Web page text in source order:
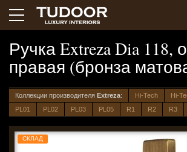
Ручка Extreza Dia 118,
правая (бронза
Коллекции производителя Extreza: Hi-Tech Hi-
PL01
PL02 PL03 PL05 R1 R2 R3
СКЛАД